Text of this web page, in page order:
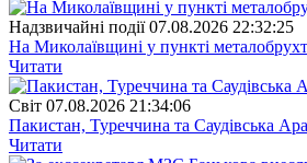
Надзвичайні події 07.08.2026 22:32:25
На Миколаївщині у пункті
Читати
Свiт 07.08.2026 21:34:06
Пакистан, Туреччина та Саудівська
Читати